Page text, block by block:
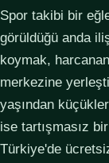
Spor takibi bir
görüldüğü anda
koymak,
merkezine
yaşından
ise tartışmasız
Türkiye'de